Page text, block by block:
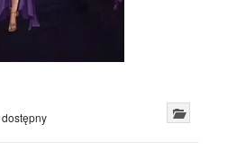
dostępny